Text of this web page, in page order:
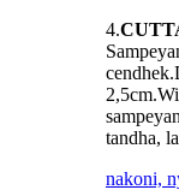
4.
tandha,
nakoni,